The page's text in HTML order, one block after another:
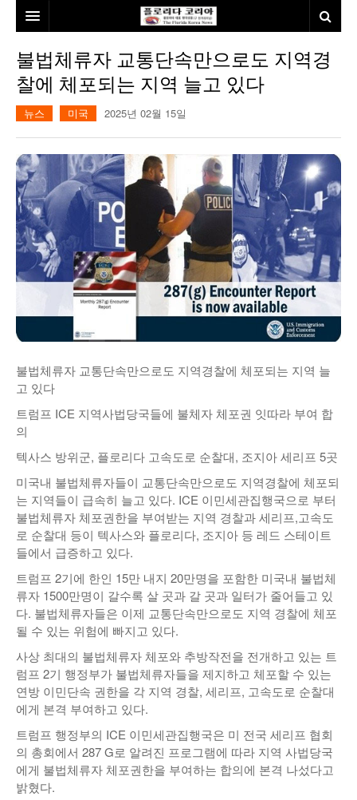
본사소개
뉴스
미국
발행인칼럼
김명열칼럼
이명덕칼럼
김선옥칼럼
김원동칼럼
건강
본보특집
100인선/독자광장
100인선
여행
인근여행지
놀이공원
낚시/비치
골프
불법체류자 교통단속만으로도 지역경
찰에 체포되는 지역 늘고 있다
뉴스 미국 2025년 02월 15일
불법체류자 교통단속만으로도 지역경찰에 체포되는 지역 늘
고 있다
트럼프 ICE 지역사법당국들에 불체자 체포권 잇따라 부여 합
의
텍사스 방위군, 플로리다 고속도로 순찰대, 조지아 세리프 5곳
미국내 불법체류자들이 교통단속만으로도 지역경찰에 체포되
는 지역들이 급속히 늘고 있다. ICE 이민세관집행국으로 부터
불법체류자 체포권한을 부여받는 지역 경찰과 세리프,고속도
로 순찰대 등이 텍사스와 플로리다, 조지아 등 레드 스테이트
들에서 급증하고 있다.
트럼프 2기에 한인 15만 내지 20만명을 포함한 미국내 불법체
류자 1500만명이 갈수록 살 곳과 갈 곳과 일터가 줄어들고 있
다. 불법체류자들은 이제 교통단속만으로도 지역 경찰에 체포
될 수 있는 위험에 빠지고 있다.
사상 최대의 불법체류자 체포와 추방작전을 전개하고 있는 트
럼프 2기 행정부가 불법체류자들을 제지하고 체포할 수 있는
연방 이민단속 권한을 각 지역 경찰, 세리프, 고속도로 순찰대
에게 본격 부여하고 있다.
트럼프 행정부의 ICE 이민세관집행국은 미 전국 세리프 협회
의 총회에서 287 G로 알려진 프로그램에 따라 지역 사법당국
에게 불법체류자 체포권한을 부여하는 합의에 본격 나섰다고
밝혔다.